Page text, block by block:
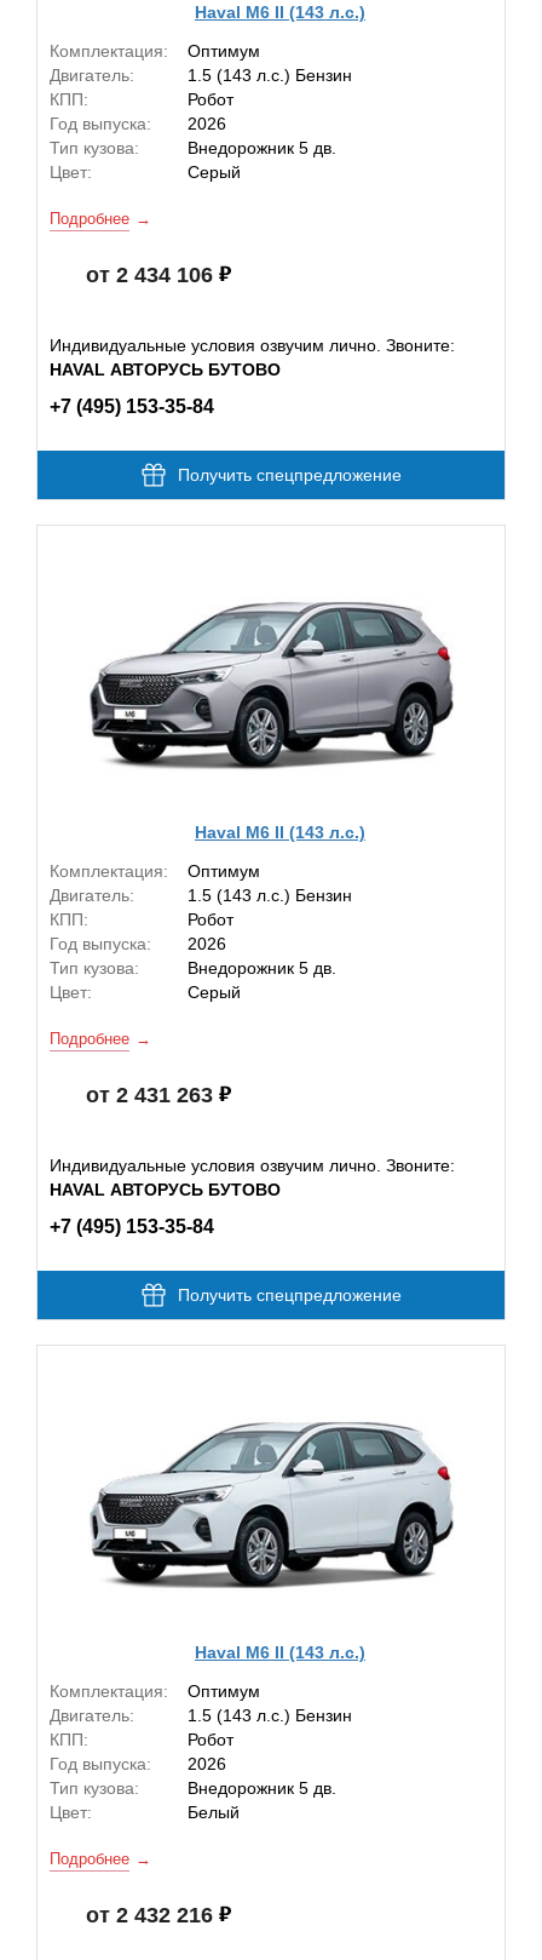
Haval M6 II (143 л.с.)
Комплектация:
Оптимум
Двигатель:
1.5 (143 л.с.) Бензин
КПП:
Робот
Год выпуска:
2026
Тип кузова:
Внедорожник 5 дв.
Цвет:
Серый
Подробнее
от 2 434 106
Индивидуальные условия озвучим лично. Звоните:
HAVAL АВТОРУСЬ БУТОВО
+7 (495) 153-35-84
Получить спецпредложение
Haval M6 II (143 л.с.)
Комплектация:
Оптимум
Двигатель:
1.5 (143 л.с.) Бензин
КПП:
Робот
Год выпуска:
2026
Тип кузова:
Внедорожник 5 дв.
Цвет:
Серый
Подробнее
от 2 431 263
Индивидуальные условия озвучим лично. Звоните:
HAVAL АВТОРУСЬ БУТОВО
+7 (495) 153-35-84
Получить спецпредложение
Haval M6 II (143 л.с.)
Комплектация:
Оптимум
Двигатель:
1.5 (143 л.с.) Бензин
КПП:
Робот
Год выпуска:
2026
Тип кузова:
Внедорожник 5 дв.
Цвет:
Белый
Подробнее
от 2 432 216